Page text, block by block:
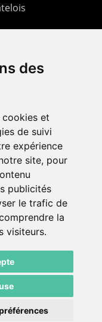
des
cookies et
de suivi
expérience
site, pour
publicités
le trafic de
la
visiteurs.